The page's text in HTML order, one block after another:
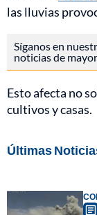
las lluvias
Síganos en
noticias de
Esto afecta no
cultivos y casas.
Últimas